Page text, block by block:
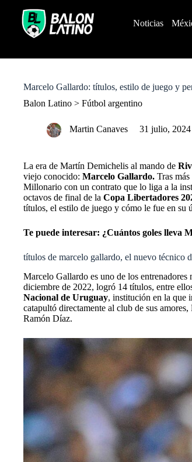
o
Noticias
Marcelo Gallardo: títulos, estilo de juego y
Balon Latino > Fútbol argentino
Martin Canaves 31 julio, 2024
La era de Martín Demichelis al mando de
viejo conocido: Marcelo Gallardo. Tras
Millonario con un contrato que lo liga a la
octavos de final de la Copa Libertadores
títulos, el estilo de juego y cómo le fue en su
Te puede interesar: ¿Cuántos goles lleva
títulos de marcelo gallardo, el nuevo técnico
Marcelo Gallardo es uno de los
diciembre de 2022, logró 14 títulos, entre
Nacional de Uruguay, institución en la que
catapultó directamente al club de sus
Ramón Díaz.